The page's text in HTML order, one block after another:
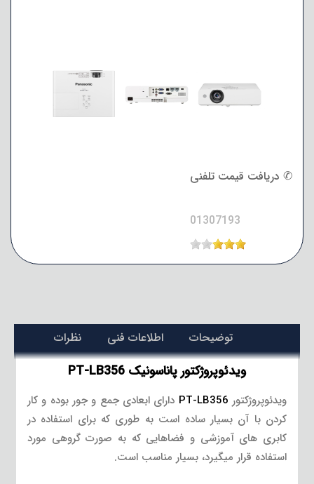
✆ دریافت قیمت تلفنی
01307193
توضیحات اطلاعات فنی نظرات
ویدئوپروژکتور پاناسونیک PT-LB356
ویدئوپروژکتور PT-LB356 دارای ابعادی جمع و جور بوده و کار
کردن با آن بسیار ساده است به طوری که برای استفاده در
کابری های آموزشی و فضاهایی که به صورت گروهی مورد
استفاده قرار میگیرد، بسیار مناسب است.